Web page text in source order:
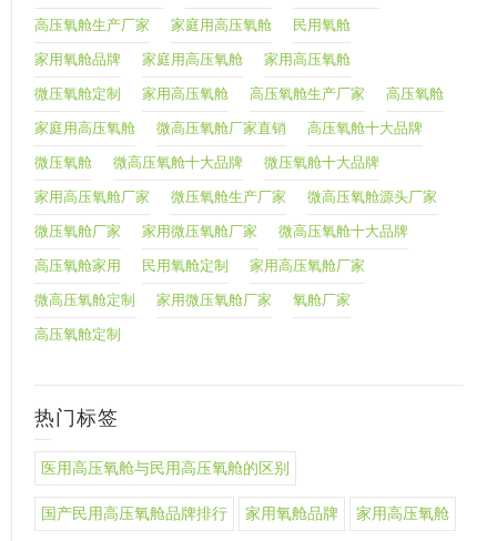
高压氧舱生产厂家 家庭用高压氧舱 民用氧舱
家用氧舱品牌 家庭用高压氧舱 家用高压氧舱
微压氧舱定制 家用高压氧舱 高压氧舱生产厂家 高压氧舱
家庭用高压氧舱 微高压氧舱厂家直销 高压氧舱十大品牌
微压氧舱 微高压氧舱十大品牌 微压氧舱十大品牌
家用高压氧舱厂家 微压氧舱生产厂家 微高压氧舱源头厂家
微压氧舱厂家 家用微压氧舱厂家 微高压氧舱十大品牌
高压氧舱家用 民用氧舱定制 家用高压氧舱厂家
微高压氧舱定制 家用微压氧舱厂家 氧舱厂家
高压氧舱定制
热门标签
医用高压氧舱与民用高压氧舱的区别
国产民用高压氧舱品牌排行 家用氧舱品牌 家用高压氧舱